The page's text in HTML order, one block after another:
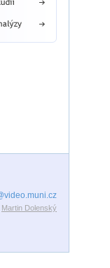
Martin Dolenský